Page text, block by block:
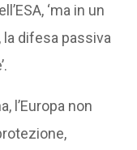
‘ma in un
difesa passiva
l’Europa non